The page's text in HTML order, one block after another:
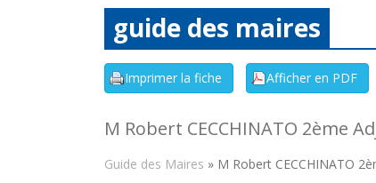
guide des maires
M Robert CECCHINATO 2ème
Guide des Maires » M Robert CECCHINATO